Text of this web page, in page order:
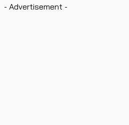
- Advertisement -